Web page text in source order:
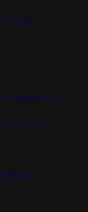
ーでした。
。
ロもはさんでくださ
ーー！」と
米川さんに